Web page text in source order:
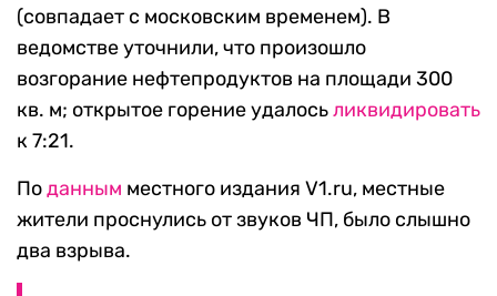
(совпадает с московским временем). В
ведомстве уточнили, что произошло
возгорание нефтепродуктов на площади 300
кв. м; открытое горение удалосьликвидировать
к 7:21.
Поданным местного издания V1.ru, местные
жители проснулись от звуков ЧП, было слышно
два взрыва.